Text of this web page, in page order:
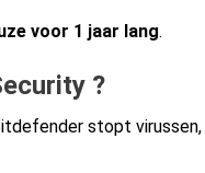
voor 1 jaar lang.
?
stopt virussen,